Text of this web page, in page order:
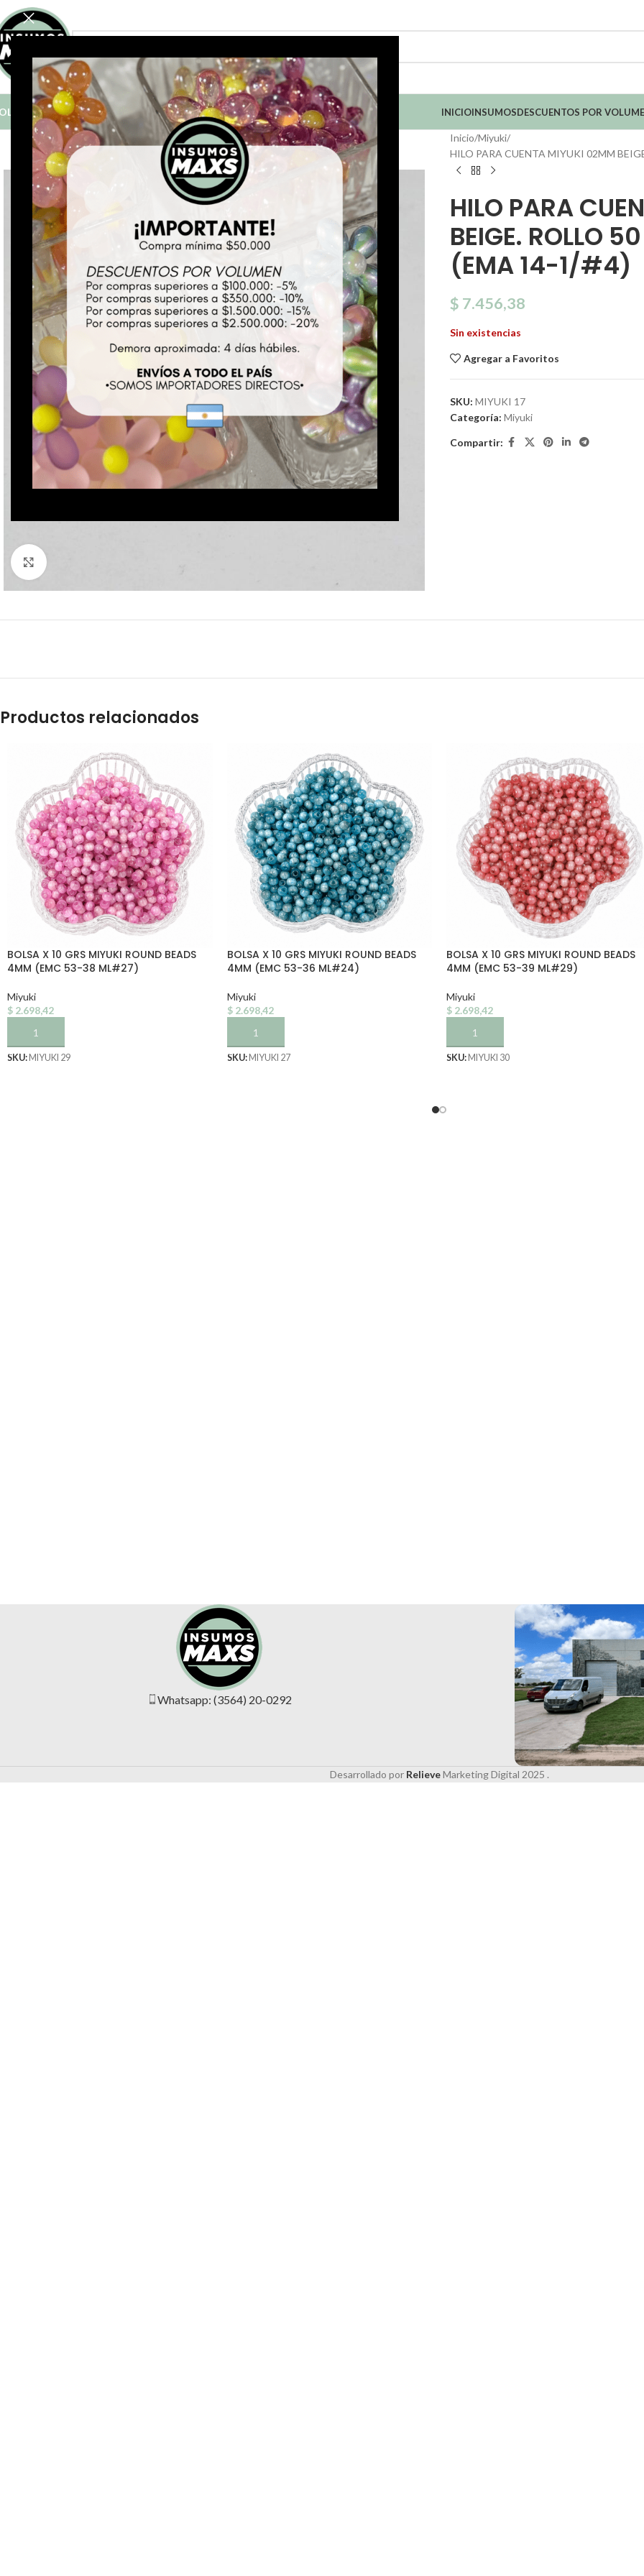
FILTRÁ POR CATEGORÍA
COMPRAS MAYORISTAS A PARTIR DE $50.000 INICIOINSUMOSDESCUENTOS POR
*
Inicio Miyuki
HILO PARA CUENTA MIYUKI 02MM
HILO PARA
BEIGE. ROLLO
(EMA 14-1/#4)
$ 7.456,38
Sin existencias
Agregar a Favoritos
SKU: MIYUKI 17
Categoría: Miyuki
Compartir:
Productos relacionados
BOLSA X 10 GRS MIYUKI ROUND BEADS
4MM (EMC 53-38 ML#27)
Miyuki
$ 2.698,42
AÑADIR AL CARRITO
SKU: MIYUKI 29
BOLSA X 10 GRS MIYUKI ROUND BEADS
4MM (EMC 53-36 ML#24)
Miyuki
$2.698,42
AÑADIR AL CARRITO
SKU: MIYUKI 27
BOLSA X 10 GRS MIYUKI ROUND BEADS
4MM (EMC 53-39 ML#29)
Miyuki
$ 2.698,42
AÑADIR AL CARRITO
SKU: MIYUKI 30
Whatsapp: (3564) 20-0292
Desarrollado por RelieveMarketing Digital 2025 .